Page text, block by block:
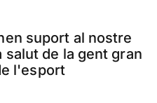
suport al nostre
de la gent gran
l'esport